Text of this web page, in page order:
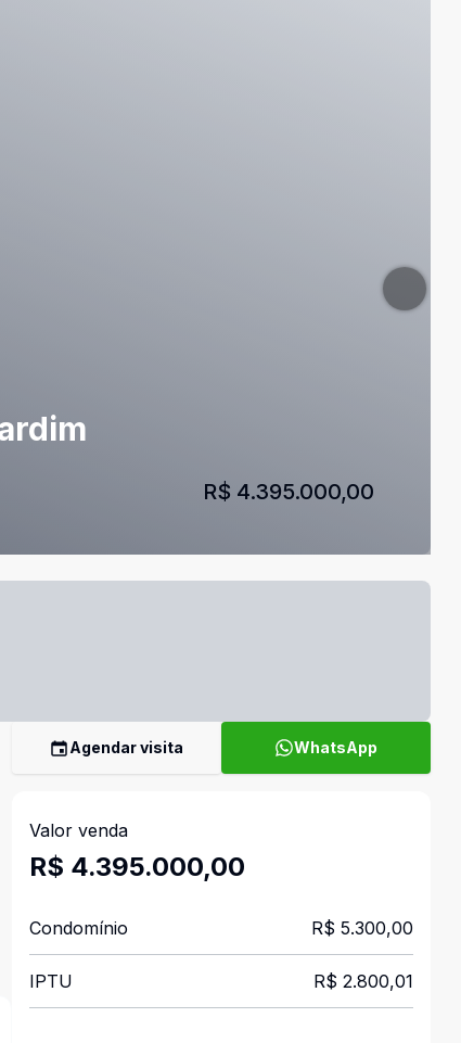
R$ 4.395.000,00
Agendar visita WhatsApp
Valor venda
R$ 4.395.000,00
Condomínio R$ 5.300,00
IPTU R$ 2.800,01